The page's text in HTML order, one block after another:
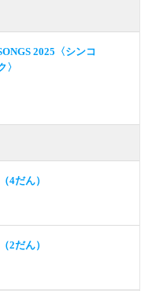
2025〈シンコ
〉
4だん）
2だん）